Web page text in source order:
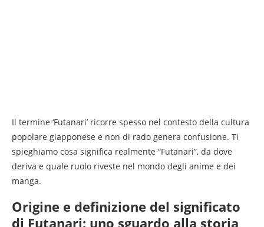
Il termine ‘Futanari’ ricorre spesso nel contesto della cultura
popolare giapponese e non di rado genera confusione. Ti
spieghiamo cosa significa realmente “Futanari”, da dove
deriva e quale ruolo riveste nel mondo degli anime e dei
manga.
Origine e definizione del significato
di Futanari: uno sguardo alla storia